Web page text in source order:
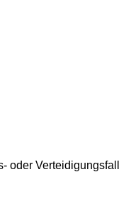
oder Verteidigungsfall